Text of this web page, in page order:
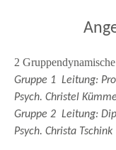
2
Gruppe 1 Leitung:
Psych. Christel
Gruppe 2 Leitung:
Psych. Christa Tschink